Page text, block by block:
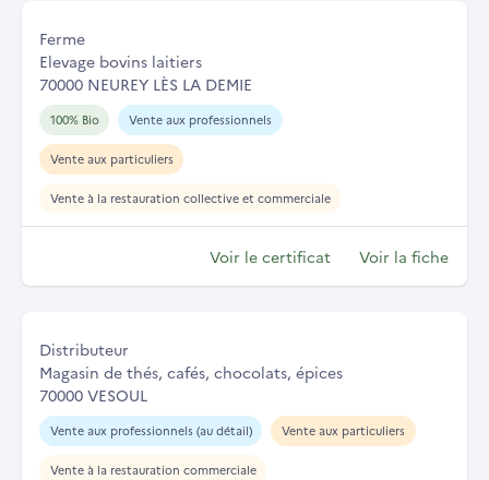
Ferme
Elevage bovins laitiers
70000 NEUREY LÈS LA DEMIE
100% Bio Vente aux professionnels
Vente aux particuliers
Vente à la restauration collective et commerciale
Voir le certificat Voir la fiche
Distributeur
Magasin de thés, cafés, chocolats, épices
70000 VESOUL
Vente aux professionnels (au détail) Vente aux particuliers
Vente à la restauration commerciale